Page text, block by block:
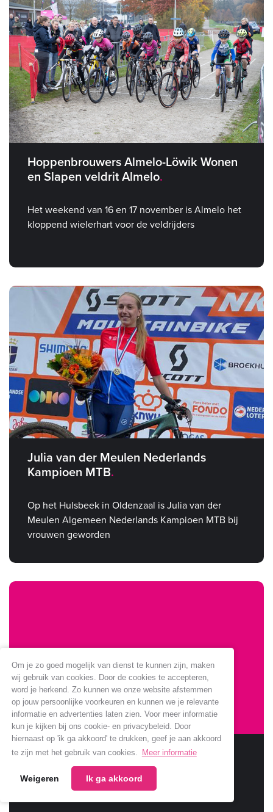
Om je zo goed mogelijk van dienst te kunnen zijn, maken
wij gebruik van cookies. Door de cookies te accepteren,
word je herkend. Zo kunnen we onze website afstemmen
op jouw persoonlijke voorkeuren en kunnen we je relevante
informatie en advertenties laten zien. Voor meer informatie
kun je kijken bij ons cookie- en privacybeleid. Door
hiernaast op 'ik ga akkoord' te drukken, geef je aan akkoord
te zijn met het gebruik van cookies.
Meer informatie
Weigeren Ik ga akkoord
Hoppenbrouwers Almelo-Löwik Wonen
en Slapen veldrit Almelo
Het weekend van 16 en 17 november is Almelo het
kloppend wielerhart voor de veldrijders
Julia van der Meulen Nederlands
Kampioen MTB
Op het Hulsbeek in Oldenzaal is Julia van der
Meulen Algemeen Nederlands Kampioen MTB bij
vrouwen geworden
Sponsoring Jumbo verlengt
Jumbo verlengt samenwerking met onze club.